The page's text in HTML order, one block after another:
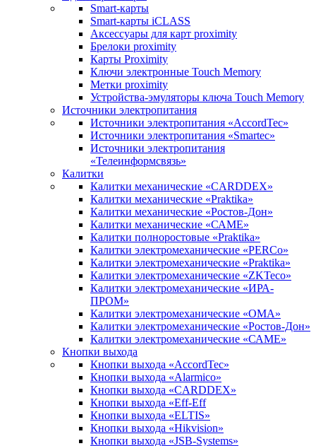
Smart-карты
Smart-карты iCLASS
Аксессуары для карт proximitу
Брелоки proximity
Карты Proximity
Ключи электронные Touch Memory
Метки proximity
Устройства-эмуляторы ключа Touch Memory
Источники электропитания
Источники электропитания «AccordTec»
Источники электропитания «Smartec»
Источники электропитания
«Телеинформсвязь»
Калитки
Калитки механические «CARDDEX»
Калитки механические «Praktika»
Калитки механические «Ростов-Дон»
Калитки механические «САМЕ»
Калитки полноростовые «Praktika»
Калитки электромеханические «PERCo»
Калитки электромеханические «Praktika»
Калитки электромеханические «ZKTeco»
Калитки электромеханические «ИРА-
ПРОМ»
Калитки электромеханические «ОМА»
Калитки электромеханические «Ростов-Дон»
Калитки электромеханические «САМЕ»
Кнопки выхода
Кнопки выхода «AccordTec»
Кнопки выхода «Alarmico»
Кнопки выхода «CARDDEX»
Кнопки выхода «Eff-Eff
Кнопки выхода «ELTIS»
Кнопки выхода «Hikvision»
Кнопки выхода «JSB-Systems»